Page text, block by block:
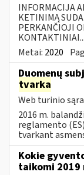
INFORMACIJA
KETINIMĄ
PERKANČIOJI
KONTAKTINIAI...
Metai: 2020
Duomenų
tvarka
Web turinio
2016 m.
reglamento
tvarkant
Kokie
taikomi